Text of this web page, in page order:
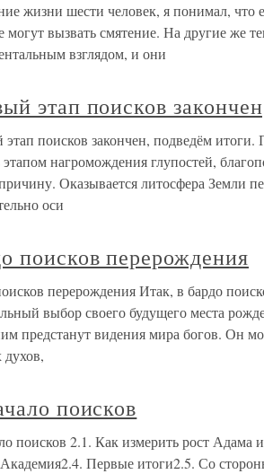
жизни шести человек, я понимал, что
могут вызвать смятение. На другие же
взглядом, и они
этап поисков
поисков закончен, подведём
этапом нагромождения глупостей,
Оказывается литосфера Земли
оси
поисков перерождения
перерождения Итак, в бардо
выбор своего будущего места
предстанут видения мира богов. Он
поисков
поисков 2.1. Как измерить рост
Первые итоги2.5. Со